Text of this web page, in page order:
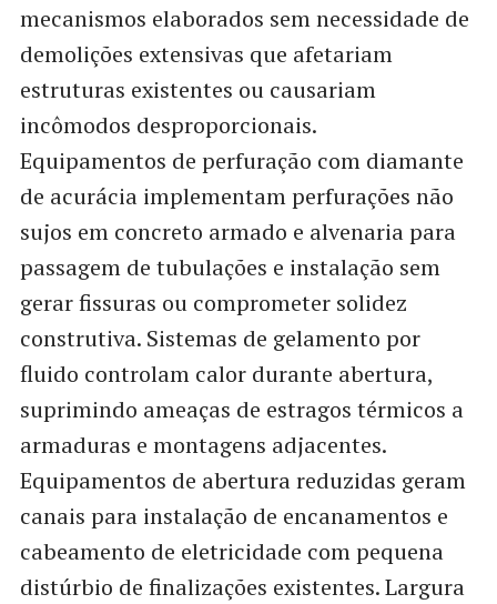
mecanismos elaborados sem necessidade de
demolições extensivas que afetariam
estruturas existentes ou causariam
incômodos desproporcionais.
Equipamentos de perfuração com diamante
de acurácia implementam perfurações não
sujos em concreto armado e alvenaria para
passagem de tubulações e instalação sem
gerar fissuras ou comprometer solidez
construtiva. Sistemas de gelamento por
fluido controlam calor durante abertura,
suprimindo ameaças de estragos térmicos a
armaduras e montagens adjacentes.
Equipamentos de abertura reduzidas geram
canais para instalação de encanamentos e
cabeamento de eletricidade com pequena
distúrbio de finalizações existentes. Largura